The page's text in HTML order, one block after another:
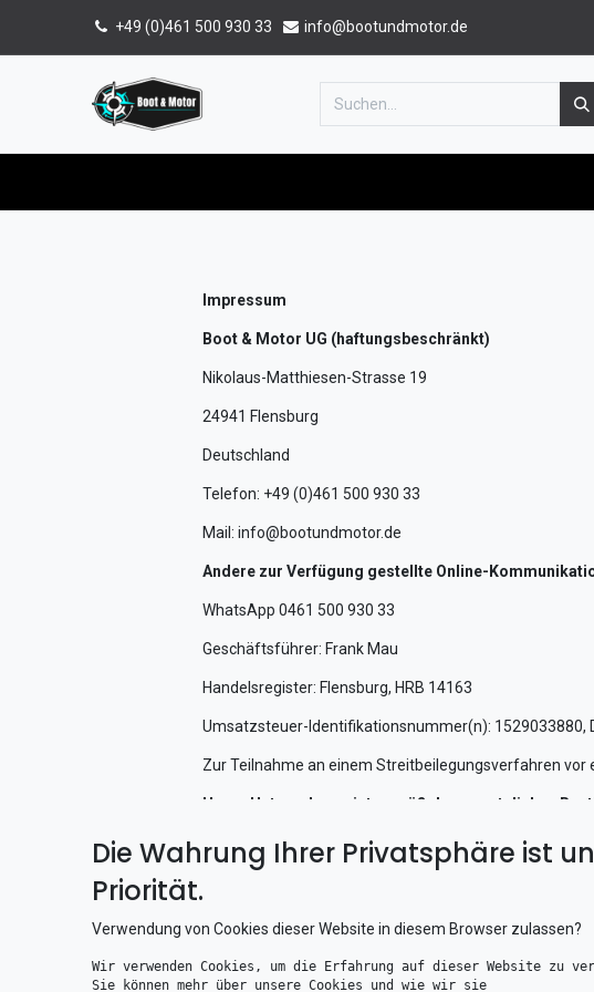
+49 (0)461 500 930 33 info@bootundmotor.de
Impressum
Boot & Motor UG (haftungsbeschränkt)
Nikolaus-Matthiesen-Strasse 19
24941 Flensburg
Deutschland
Telefon: +49 (0)461 500 930 33
Mail: info@bootundmotor.de
Andere zur Verfügung gestellte Online-
WhatsApp 0461 500 930 33
Geschäftsführer: Frank Mau
Handelsregister: Flensburg, HRB 14163
Umsatzsteuer-Identifikationsnummer(n): 1529033880,
Zur Teilnahme an einem Streitbeilegungsverfahren
Unser Unternehmen ist gemäß den gesetzlichen
erstellt mit dem Trusted ShopsRechtstexter
Die Wahrung Ihrer Privatsphäre ist
Priorität.
Verwendung von Cookies dieser Website in diesem Browser zulassen?
Wir verwenden Cookies, um die Erfahrung auf dieser Website zu
Sie können mehr über unsere Cookies und wie wir sie